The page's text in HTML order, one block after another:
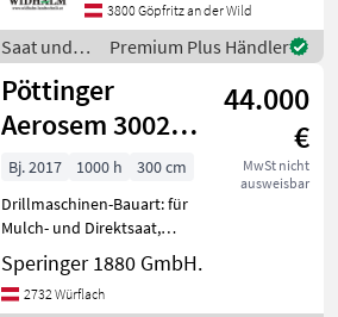
3800 Göpfritz an der Wild
Saat und
Pflege /
Nordsten
Premium Plus Händler
Pöttinger
Aerosem 3002
ADD
44.000
€
MwSt nicht
ausweisbar
Bj. 2017 1000 h
300 cm
Drillmaschinen-Bauart: für
Mulch- und Direktsaat,
Beleuchtung,
Zweischeibenschare,
Extrastriegel,
Speringer 1880 GmbH.
2732 Würflach